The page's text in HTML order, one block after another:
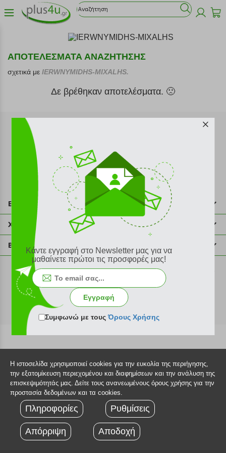
ΑΠΟΤΕΛΕΣΜΑΤΑ ΑΝΑΖΗΤΗΣΗΣ
σχετικά με IERWNYMIDHS-MIXALHS.
Δε βρέθηκαν αποτελέσματα. 🙁
Εγγραφή στο newsletter
Επικοινωνία
211 2000 700
info@plus4u.gr
Χρήσιμες πληροφορίες
Η εταιρία
Σημεία παραλαβής
Ευκαιρίες καριέρας
Όροι χρήσης
Sitemap
Βοήθεια
Εξέλιξη παραγγελίας
Τρόποι παραγγελίας
Τρόποι πληρωμής
Τρόποι αποστολής
Πολιτική επιστροφών
Τεχνική υποστήριξη
©2026 Plus4u.gr
Κάντε εγγραφή στο Newsletter μας για να
μαθαίνετε πρώτοι τις προσφορές μας!
Εγγραφή
Συμφωνώ με τουςΌρους Χρήσης
Η ιστοσελίδα χρησιμοποιεί cookies για την ευκολία της περιήγησης,
την εξατομίκευση περιεχομένου και διαφημίσεων και την ανάλυση της
επισκεψιμότητάς μας. Δείτε τους ανανεωμένους όρους χρήσης για την
προστασία δεδομένων και τα cookies.
Πληροφορίες Ρυθμίσεις
Απόρριψη Αποδοχή